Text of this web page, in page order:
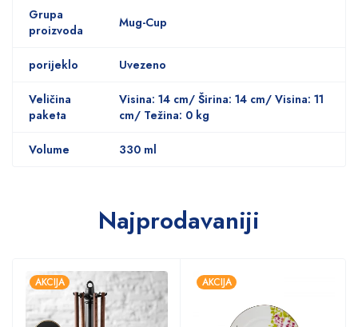
Grupa
proizvoda
Mug-Cup
porijeklo Uvezeno
Veličina
paketa
Visina: 14 cm/ Širina: 14 cm/ Visina: 11
cm/ Težina: 0 kg
Volume 330 ml
Najprodavaniji
AKCIJA AKCIJA